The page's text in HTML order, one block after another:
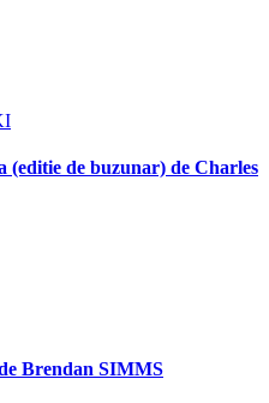
(editie de buzunar) de Charles
Brendan SIMMS